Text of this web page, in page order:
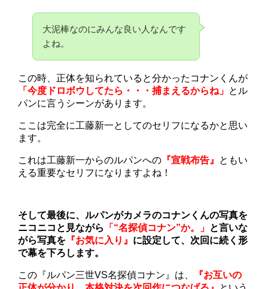
大泥棒なのにみんな良い人なんです
よね。
この時、正体を知られていると分かったコナンくんが
「今度ドロボウしてたら・・・捕まえるからね」 とル
パンに言うシーンがあります。
ここは完全に工藤新一としてのセリフになるかと思い
ます。
これは工藤新一からのルパンへの 『宣戦布告』 ともい
える重要なセリフになりますよね！
そして最後に、ルパンがカメラのコナンくんの写真を
ニコニコと見ながら
「“名探偵コナン”か。」 と言いな
がら写真を 『お気に入り』 に設定して、次回に続く形
で幕を下ろします。
この『ルパン三世VS名探偵コナン』は、
『お互いの